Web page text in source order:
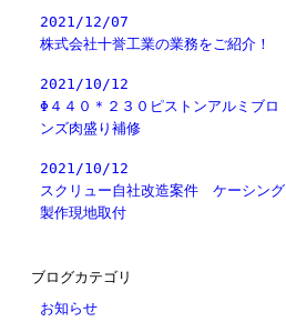
2021/12/07
株式会社十誉工業の業務をご紹介！
2021/10/12
Φ４４０＊２３０ピストンアルミブロ
ンズ肉盛り補修
2021/10/12
スクリュー自社改造案件 ケーシング
製作現地取付
ブログカテゴリ
お知らせ